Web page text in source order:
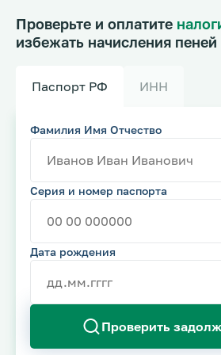
Проверьте и оплатите
избежать начисления пеней
Паспорт РФ ИНН
Фамилия Имя Отчество
Серия и номер паспорта
Дата рождения
Проверить